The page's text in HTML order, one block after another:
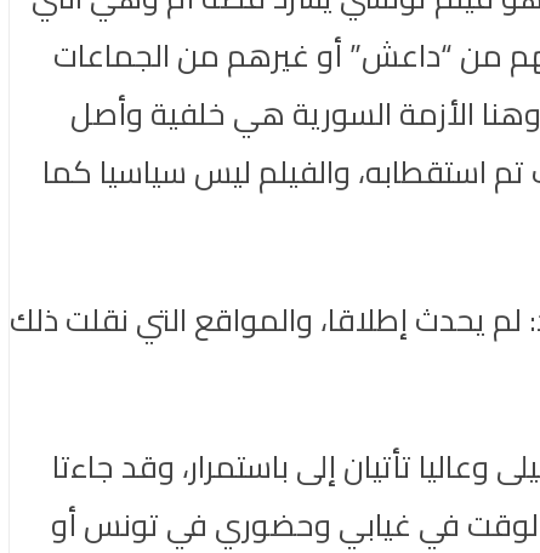
من “داعش” أو غيرهم من الجماعات
الأزمة السورية هي خلفية وأصل
تم استقطابه، والفيلم ليس سياسيا كما
يحدث إطلاقا، والمواقع التي نقلت ذلك
تأتيان إلى باستمرار، وقد جاءتا
الوقت في غيابي وحضوري في تونس أو